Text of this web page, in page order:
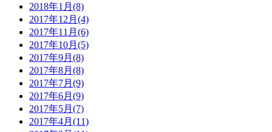
2018年1月(8)
2017年12月(4)
2017年11月(6)
2017年10月(5)
2017年9月(8)
2017年8月(8)
2017年7月(9)
2017年6月(9)
2017年5月(7)
2017年4月(11)